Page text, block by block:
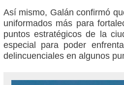
Así mismo, Galán confirmó
uniformados más para
puntos estratégicos de la
especial para poder
delincuenciales en algunos